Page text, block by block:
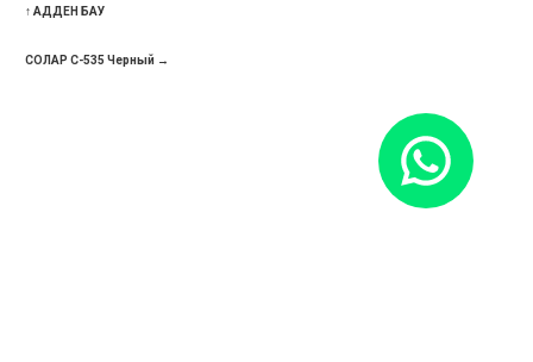
↑ АДДЕН БАУ
СОЛАР С-535 Черный →